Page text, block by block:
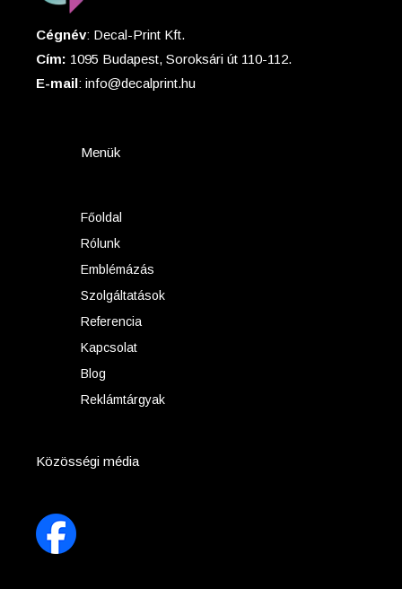
Cégnév: Decal-Print Kft.
Cím: 1095 Budapest, Soroksári út 110-112.
E-mail : info@decalprint.hu
Menük
Főoldal
Rólunk
Emblémázás
Szolgáltatások
Referencia
Kapcsolat
Blog
Reklámtárgyak
Közösségi média